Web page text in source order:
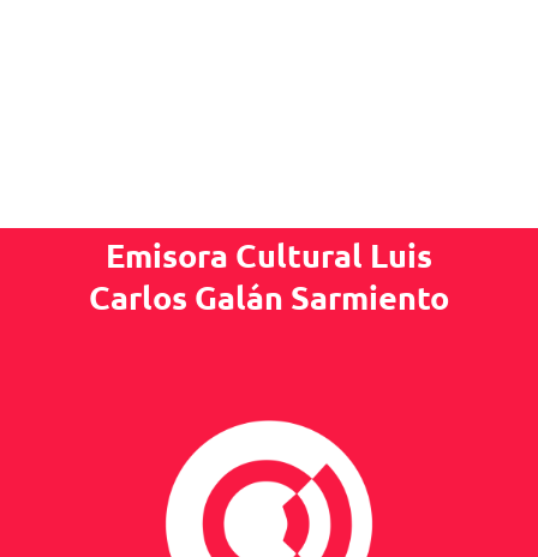
Emisora Cultural Luis
Carlos Galán Sarmiento